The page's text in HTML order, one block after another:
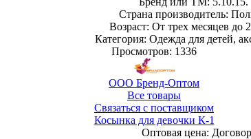
Страна производитель:
Возраст: От трех месяцев до
Категория: Одежда для детей,
Просмотров: 1336
ООО Бренд-Оптом
Все товары
Связаться с поставщиком
Косынка для девочки К-1
Оптовая цена: